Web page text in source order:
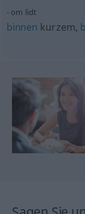
om lidt
binnen kurzem,